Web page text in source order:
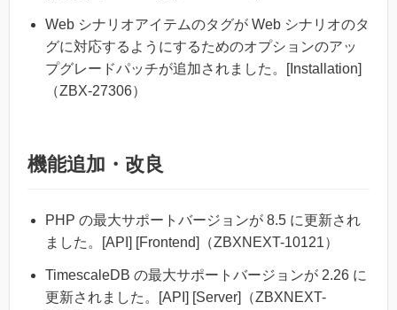
Web シナリオアイテムのタグが Web シナリオのタ
グに対応するようにするためのオプションのアッ
プグレードパッチが追加されました。[Installation]
（ZBX-27306）
機能追加・改良
PHP の最大サポートバージョンが 8.5 に更新され
ました。[API] [Frontend]（ZBXNEXT-10121）
TimescaleDB の最大サポートバージョンが 2.26 に
更新されました。[API] [Server]（ZBXNEXT-